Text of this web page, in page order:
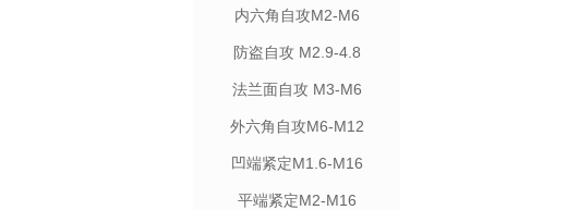
内六角自攻M2-M6
防盗自攻 M2.9-4.8
法兰面自攻 M3-M6
外六角自攻M6-M12
凹端紧定M1.6-M16
平端紧定M2-M16